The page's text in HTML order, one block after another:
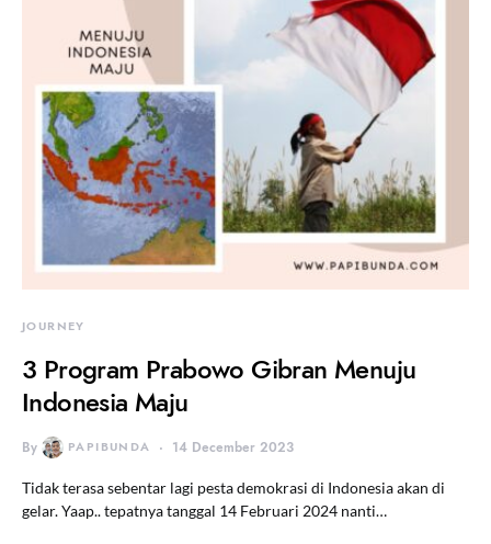
JOURNEY
3 Program Prabowo Gibran Menuju
Indonesia Maju
By PAPIBUNDA 14 December 2023
Tidak terasa sebentar lagi pesta demokrasi di Indonesia akan di
gelar. Yaap.. tepatnya tanggal 14 Februari 2024 nanti…